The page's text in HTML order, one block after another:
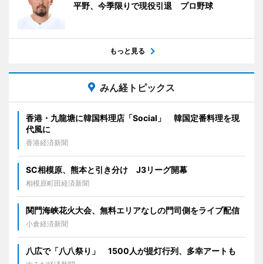
平野、今季限りで現役引退 プロ野球
もっと見る
みん経トピックス
香港・九龍塘に韓国料理店「Social」 韓国定番料理を現
代風に
香港経済新聞
SC相模原、熊本と引き分け J3リーグ開幕
相模原町田経済新聞
関門海峡花火大会、無料エリアなしの門司側をライブ配信
小倉経済新聞
八広で「八八祭り」 1500人が提灯行列、多幸アートも